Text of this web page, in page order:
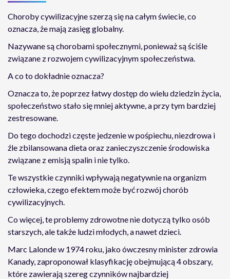
Choroby cywilizacyjne szerzą się na całym świecie, co
oznacza, że mają zasięg globalny.
Nazywane są chorobami społecznymi, ponieważ są ściśle
związane z rozwojem cywilizacyjnym społeczeństwa.
A co to dokładnie oznacza?
Oznacza to, że poprzez łatwy dostęp do wielu dziedzin życia,
społeczeństwo stało się mniej aktywne, a przy tym bardziej
zestresowane.
Do tego dochodzi częste jedzenie w pośpiechu, niezdrowa i
źle zbilansowana dieta oraz zanieczyszczenie środowiska
związane z emisją spalin i nie tylko.
Te wszystkie czynniki wpływają negatywnie na organizm
człowieka, czego efektem może być rozwój chorób
cywilizacyjnych.
Co więcej, te problemy zdrowotne nie dotyczą tylko osób
starszych, ale także ludzi młodych, a nawet dzieci.
Marc Lalonde w 1974 roku, jako ówczesny minister zdrowia
Kanady, zaproponował klasyfikację obejmującą 4 obszary,
które zawierają szereg czynników najbardziej